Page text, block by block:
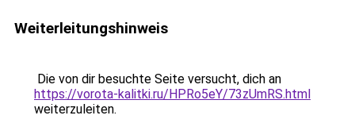
Weiterleitungshinweis
Die von dir besuchte Seite versucht, dich an
https://vorota-kalitki.ru/HPRo5eY/73zUmRS.html
weiterzuleiten.